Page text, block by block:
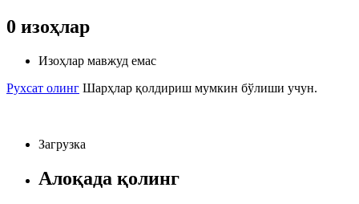
0 изоҳлар
Изоҳлар мавжуд емас
Рухсат олинг Шарҳлар қолдириш мумкин бўлиши учун.
Загрузка
Алоқада қолинг